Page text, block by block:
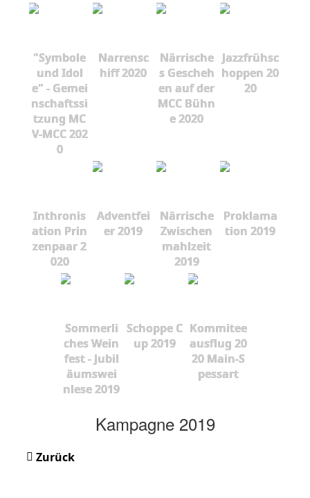
"Symbole
und Idol
e" - Gemei
nschaftssi
tzung MC
V-MCC 202
0
Narrensc
hiff 2020
Närrische
s Gescheh
en auf der
MCC Bühn
e 2020
Jazzfrühsc
hoppen 20
20
Inthronis
ation Prin
zenpaar 2
020
Adventfei
er 2019
Närrische
Zwischen
mahlzeit
2019
Proklama
tion 2019
Sommerli
ches Wein
fest - Jubil
äumswei
nlese 2019
Schoppe C
up 2019
Kommitee
ausflug 20
20 Main-S
pessart
Kampagne 2019
Zurück